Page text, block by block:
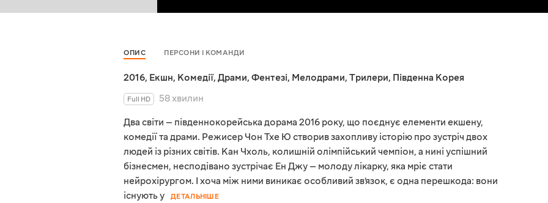
ОПИС ПЕРСОНИ І КОМАНДИ
2016, Екшн, Комедії, Драми, Фентезі, Мелодрами, Трилери, Південна Корея
Full HD
58 хвилин
Два світи — південнокорейська дорама 2016 року, що поєднує елементи екшену,
комедії та драми. Режисер Чон Тхе Ю створив захопливу історію про зустріч двох
людей із різних світів. Кан Чхоль, колишній олімпійський чемпіон, а нині успішний
бізнесмен, несподівано зустрічає Ен Джу — молоду лікарку, яка мріє стати
нейрохірургом. І хоча між ними виникає особливий зв’язок, є одна перешкода: вони
існують у
ДЕТАЛЬНІШЕ